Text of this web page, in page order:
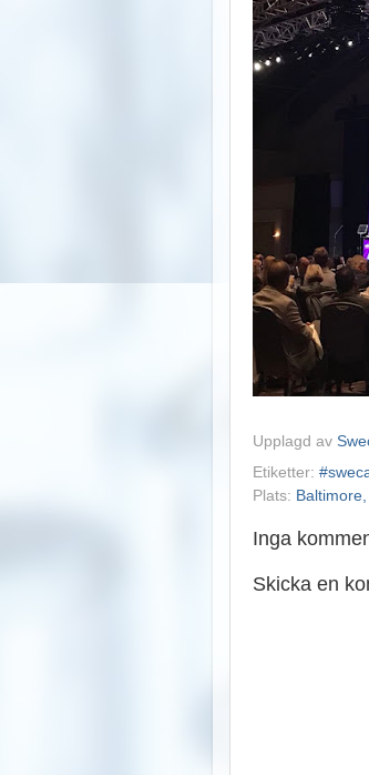
Upplagd av
Etiketter:
Plats:
Inga
Skicka en